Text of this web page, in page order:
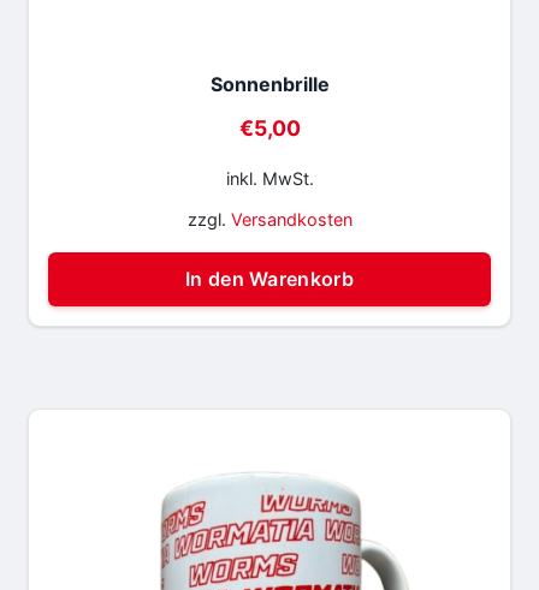
Sonnenbrille
€5,00
inkl. MwSt.
zzgl. Versandkosten
In den Warenkorb